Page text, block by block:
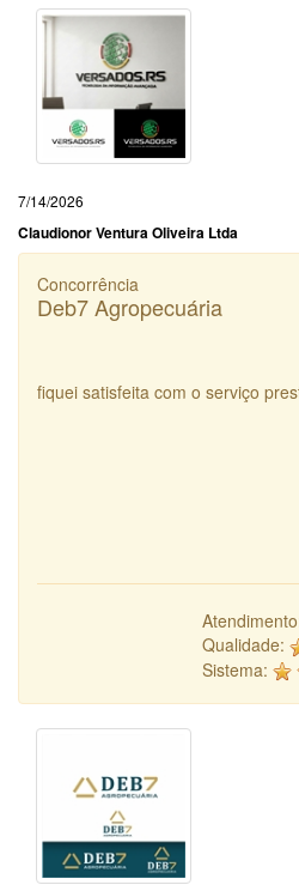
7/14/2026
Claudionor Ventura Oliveira Ltda
Concorrência
Deb7 Agropecuária
fiquei satisfeita com o serviço
Qualidade:
Sistema: